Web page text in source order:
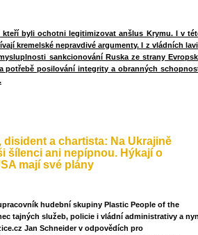
kteří byli ochotni legitimizovat anšlus Krymu. I v
kremelské nepravdivé argumenty. I z vládních
sankcionování Ruska ze strany
potřebě posilování integrity a obranných
a chartista: Na Ukrajině
šílenci ani nepípnou. Hýkají o
mají své plány
hudební skupiny Plastic People of the
tajných služeb, policie i vládní administrativy a
Jan Schneider v odpovědích pro